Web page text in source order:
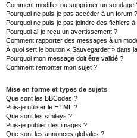
Comment modifier ou supprimer un sondage
Pourquoi ne puis-je pas accéder à un forum ?
Pourquoi ne puis-je pas joindre des fichiers
Pourquoi ai-je reçu un avertissement ?
Comment rapporter des messages à un
À quoi sert le bouton « Sauvegarder » dans
Pourquoi mon message doit être validé ?
Comment remonter mon sujet ?
Mise en forme et types de sujets
Que sont les BBCodes ?
Puis-je utiliser le HTML ?
Que sont les smileys ?
Puis-je publier des images ?
Que sont les annonces globales ?